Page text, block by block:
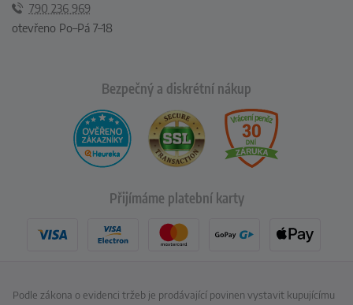
790 236 969
otevřeno Po–Pá 7–18
Bezpečný a diskrétní nákup
Přijímáme platební karty
Podle zákona o evidenci tržeb je prodávající povinen vystavit kupujícímu